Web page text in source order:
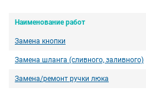
Наименование работ
Замена кнопки
Замена шланга (сливного, заливного)
Замена/ремонт ручки люка